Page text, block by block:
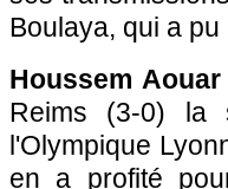
Boulaya, qui a
Houssem Aouar
Reims (3-0) la
l'Olympique
en a profité